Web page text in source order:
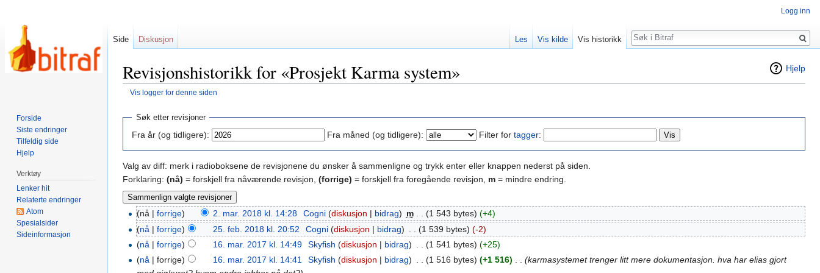
Hjelp
Revisjonshistorikk for «Prosjekt Karma system»
Vis logger for denne siden
Hopp
navigering
Hopp
søk
Søk etter revisjoner
Fra år (og tidligere): Fra måned (og tidligere): Filter for tagger:
Valg av diff: merk i radioboksene de revisjonene du ønsker å sammenligne og trykk enter eller knappen nederst på siden.
Forklaring: (nå) = forskjell fra nåværende revisjon, (forrige) = forskjell fra foregående revisjon, m = mindre endring.
(nå |forrige) 2. mar. 2018 kl. 14:28 Cogni (diskusjon | bidrag) m (1 543 bytes) (+4)
(nå |forrige) 25. feb. 2018 kl. 20:52 Cogni (diskusjon | bidrag) (1 539 bytes) (-2)
(nå |forrige) 16. mar. 2017 kl. 14:49 Skyfish (diskusjon | bidrag) (1 541 bytes) (+25)
(nå | forrige) 16. mar. 2017 kl. 14:41 Skyfish (diskusjon | bidrag) . . (1 516 bytes) (+1 516) . . (karmasystemet trenger litt mere dokumentasjon. hva har elias gjort
Logg inn
Side Diskusjon Les Vis kilde Vis historikk
Søk
Forside
Siste endringer
Tilfeldig side
Hjelp
Verktøy
Lenker hit
Relaterte endringer
Atom
Spesialsider
Sideinformasjon